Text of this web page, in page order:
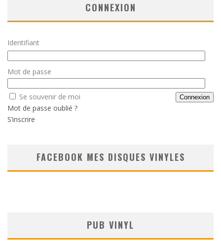
CONNEXION
Identifiant
Mot de passe
Se souvenir de moi
Mot de passe oublié ?
S’inscrire
FACEBOOK MES DISQUES VINYLES
PUB VINYL